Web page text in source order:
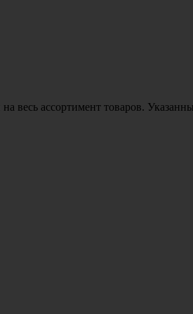
весь ассортимент товаров.